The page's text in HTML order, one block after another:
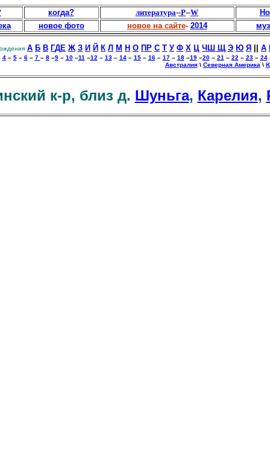
когда? литература--Р--W
новое фото новое на сайте- 2014
А Б В ГДЕ Ж З И Й К Л М Н О П Р С Т У Ф Х Ц Ч Ш Щ Э Ю Я A
4– 5– 6– 7 – 8–9– 10–11 –12 – 13– 14– 15– 16– 17– 18–19–20– 21 – 22 – 23– 24
Австралия\ Северная Америка \
к-р, близ д. Шуньга, Карелия,